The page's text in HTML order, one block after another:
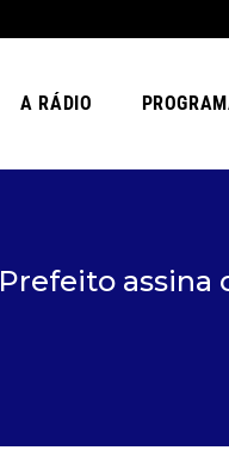
A RÁDIO
Prefeito assina